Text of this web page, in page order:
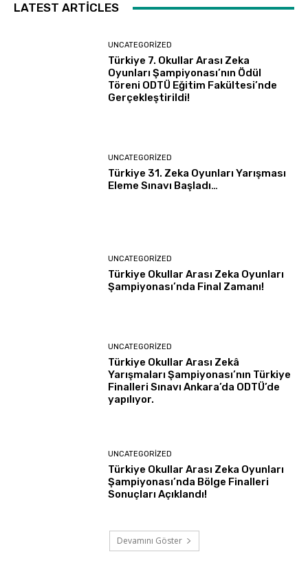
LATEST ARTICLES
UNCATEGORIZED
Türkiye 7. Okullar Arası Zeka
Oyunları Şampiyonası’nın Ödül
Töreni ODTÜ Eğitim Fakültesi’nde
Gerçekleştirildi!
UNCATEGORIZED
Türkiye 31. Zeka Oyunları Yarışması
Eleme Sınavı Başladı…
UNCATEGORIZED
Türkiye Okullar Arası Zeka Oyunları
Şampiyonası’nda Final Zamanı!
UNCATEGORIZED
Türkiye Okullar Arası Zekâ
Yarışmaları Şampiyonası’nın Türkiye
Finalleri Sınavı Ankara’da ODTÜ’de
yapılıyor.
UNCATEGORIZED
Türkiye Okullar Arası Zeka Oyunları
Şampiyonası’nda Bölge Finalleri
Sonuçları Açıklandı!
Devamını Göster